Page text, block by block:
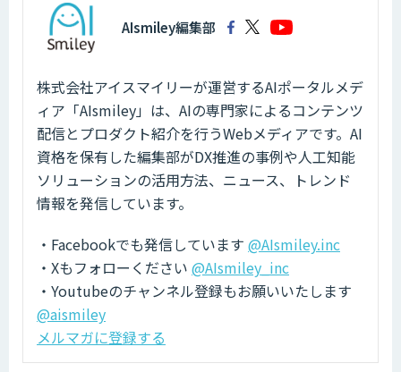
AIsmiley編集部
株式会社アイスマイリーが運営するAIポータルメデ
ィア「AIsmiley」は、AIの専門家によるコンテンツ
配信とプロダクト紹介を行うWebメディアです。AI
資格を保有した編集部がDX推進の事例や人工知能
ソリューションの活用方法、ニュース、トレンド
情報を発信しています。
・Facebookでも発信しています @AIsmiley.inc
・Xもフォローください @AIsmiley_inc
・Youtubeのチャンネル登録もお願いいたします
@aismiley
メルマガに登録する